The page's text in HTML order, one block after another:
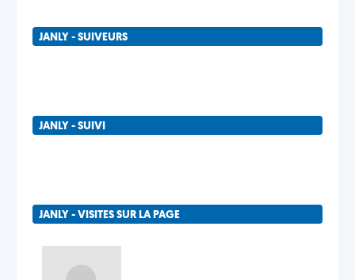
JANLY - SUIVEURS
JANLY - SUIVI
JANLY - VISITES SUR LA PAGE